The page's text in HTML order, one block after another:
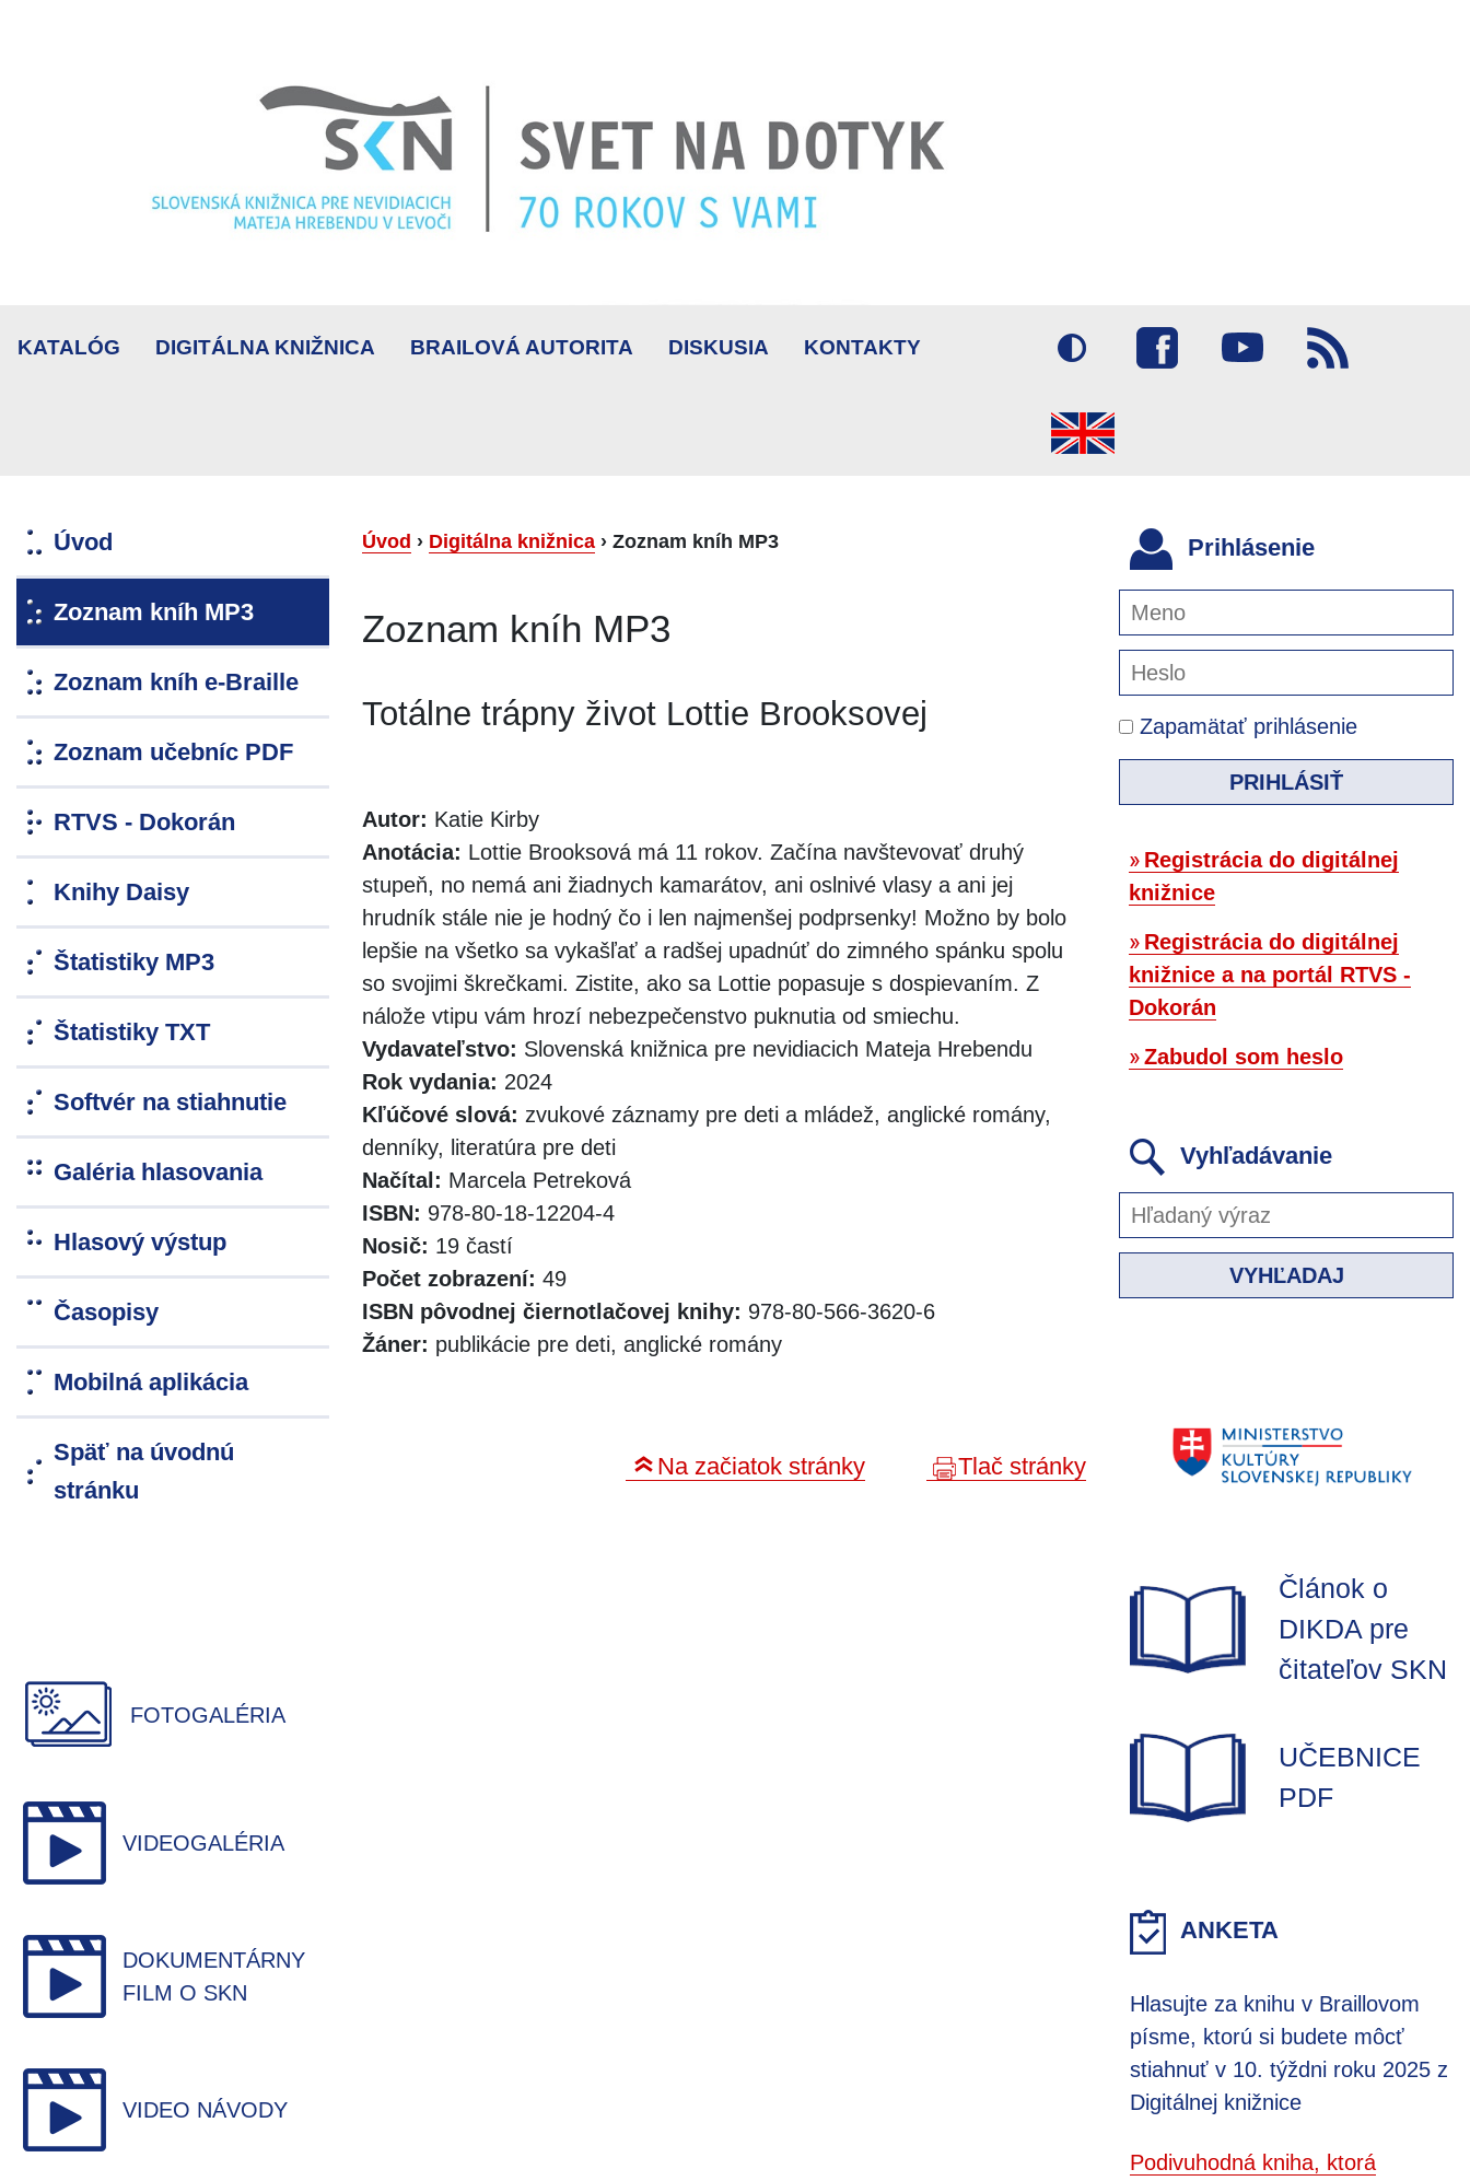
KATALÓG DIGITÁLNA KNIŽNICA BRAILOVÁ AUTORITA DISKUSIA KONTAKTY
Úvod
Zoznam kníh MP3
Zoznam kníh e-Braille
Zoznam učebníc PDF
RTVS - Dokorán
Knihy Daisy
Štatistiky MP3
Štatistiky TXT
Softvér na stiahnutie
Galéria hlasovania
Hlasový výstup
Časopisy
Mobilná aplikácia
Späť na úvodnú
stránku
FOTOGALÉRIA
VIDEOGALÉRIA
DOKUMENTÁRNY
FILM O SKN
VIDEO NÁVODY
Úvod › Digitálna knižnica › Zoznam kníh MP3
Zoznam kníh MP3
Totálne trápny život Lottie Brooksovej
Autor: Katie Kirby
Anotácia: Lottie Brooksová má 11 rokov. Začína navštevovať druhý
stupeň, no nemá ani žiadnych kamarátov, ani oslnivé vlasy a ani jej
hrudník stále nie je hodný čo i len najmenšej podprsenky! Možno by bolo
lepšie na všetko sa vykašľať a radšej upadnúť do zimného spánku spolu
so svojimi škrečkami. Zistite, ako sa Lottie popasuje s dospievaním. Z
nálože vtipu vám hrozí nebezpečenstvo puknutia od smiechu.
Vydavateľstvo: Slovenská knižnica pre nevidiacich Mateja Hrebendu
Rok vydania: 2024
Kľúčové slová: zvukové záznamy pre deti a mládež, anglické romány,
denníky, literatúra pre deti
Načítal: Marcela Petreková
ISBN: 978-80-18-12204-4
Nosič: 19 častí
Počet zobrazení: 49
ISBN pôvodnej čiernotlačovej knihy: 978-80-566-3620-6
Žáner: publikácie pre deti, anglické romány
Na začiatok stránky Tlač stránky
Prihlásenie
Zapamätať prihlásenie
PRIHLÁSIŤ
Registrácia do digitálnej
knižnice
Registrácia do digitálnej
knižnice a na portál RTVS -
Dokorán
Zabudol som heslo
Vyhľadávanie
VYHĽADAJ
Článok o
DIKDA pre
čitateľov SKN
UČEBNICE
PDF
ANKETA
Hlasujte za knihu v Braillovom
písme, ktorú si budete môcť
stiahnuť v 10. týždni roku 2025 z
Digitálnej knižnice
Podivuhodná kniha, ktorá